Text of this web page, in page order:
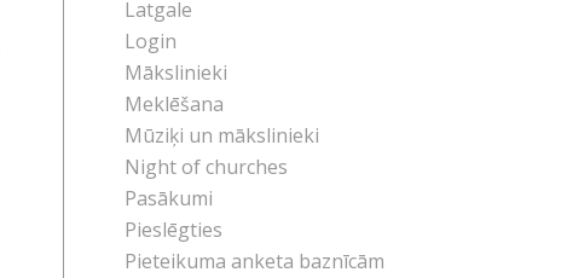
Latgale
Login
Mākslinieki
Meklēšana
Mūziķi un mākslinieki
Night of churches
Pasākumi
Pieslēgties
Pieteikuma anketa baznīcām